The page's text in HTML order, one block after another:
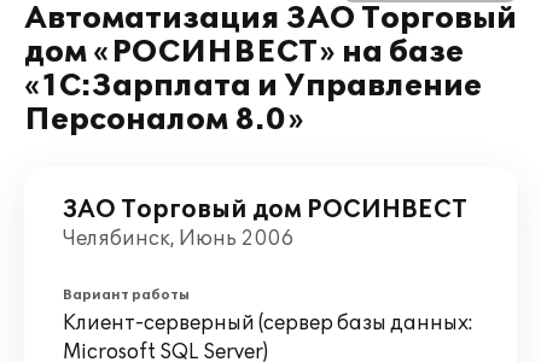
Автоматизация ЗАО Торговый
дом «РОСИНВЕСТ» на базе
«1С:Зарплата и Управление
Персоналом 8.0»
ЗАО Торговый дом РОСИНВЕСТ
Челябинск, Июнь 2006
Вариант работы
Клиент-серверный (сервер базы данных:
Microsoft SQL Server)